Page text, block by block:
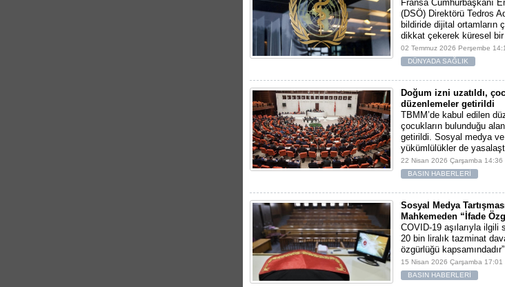
Fransa Cumhurbaşkanı
(DSÖ) Direktörü Tedros
bildiride dijital ortamların
dikkat çekerek küresel bir
02 Temmuz 2026 Perşembe
DÜNYADA SAĞLIK
Doğum izni uzatıldı,
düzenlemeler getirildi
TBMM’de kabul edilen
çocukların bulunduğu
getirildi. Sosyal medya
yükümlülükler de
22 Nisan 2026 Çarşamba 14:36
BASIN HABERLERİ
Sosyal Medya
Mahkemeden “İfade
COVID-19 aşılarıyla ilgili
20 bin liralık tazminat
özgürlüğü
15 Nisan 2026 Çarşamba 17:01
BASIN HABERLERİ